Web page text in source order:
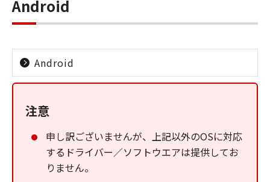
Android
Android
注意
申し訳ございませんが、上記以外のOSに対応
するドライバー／ソフトウエアは提供してお
りません。